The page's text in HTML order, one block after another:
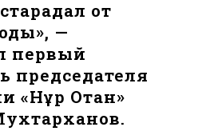
от
—
первый
председателя
«Нұр Отан»